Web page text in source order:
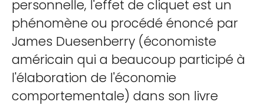
personnelle, l'effet de cliquet est un
phénomène ou procédé énoncé par
James Duesenberry (économiste
américain qui a beaucoup participé à
l'élaboration de l'économie
comportementale) dans son livre